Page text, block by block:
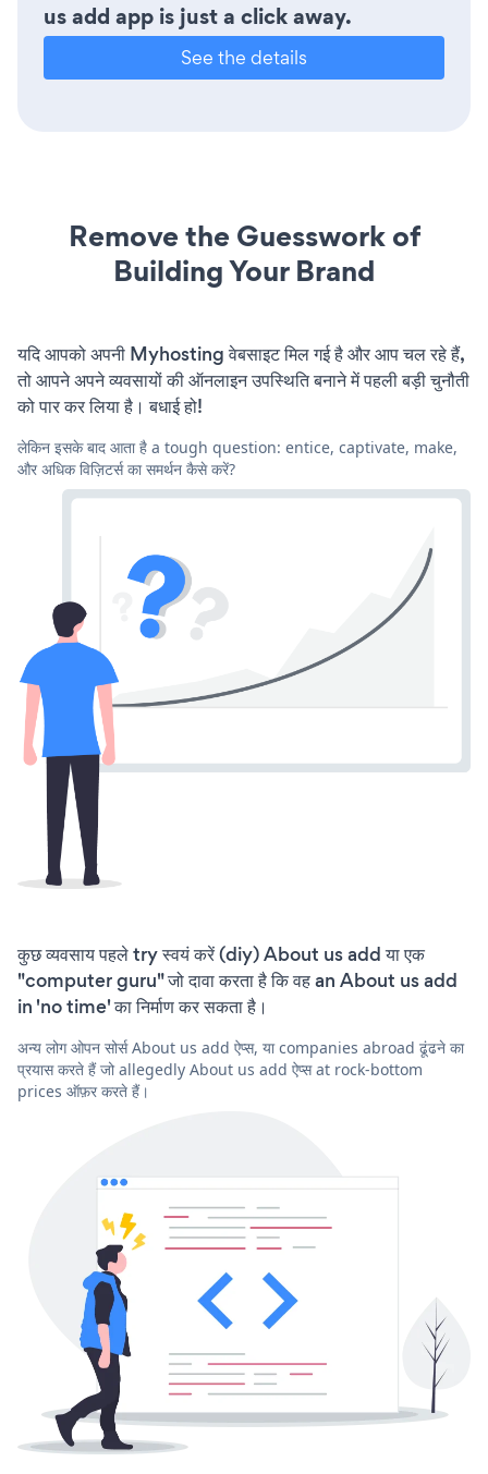
us add app is just a click away.
See the details
Remove the Guesswork of
Building Your Brand
यदि आपको अपनी Myhosting वेबसाइट मिल गई है और आप चल रहे हैं,
तो आपने अपने व्यवसायों की ऑनलाइन उपस्थिति बनाने में पहली बड़ी चुनौती
को पार कर लिया है। बधाई हो!
लेकिन इसके बाद आता है a tough question: entice, captivate, make,
और अधिक विज़िटर्स का समर्थन कैसे करें?
कुछ व्यवसाय पहले try स्वयं करें (diy) About us add या एक
"computer guru" जो दावा करता है कि वह an About us add
in 'no time' का निर्माण कर सकता है।
अन्य लोग ओपन सोर्स About us add ऐप्स, या companies abroad ढूंढने का
प्रयास करते हैं जो allegedly About us add ऐप्स at rock-bottom
prices ऑफ़र करते हैं।